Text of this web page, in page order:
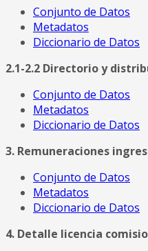
Conjunto de Datos
Metadatos
Diccionario de Datos
2.1-2.2 Directorio y
Conjunto de Datos
Metadatos
Diccionario de Datos
3. Remuneraciones
Conjunto de Datos
Metadatos
Diccionario de Datos
4. Detalle licencia